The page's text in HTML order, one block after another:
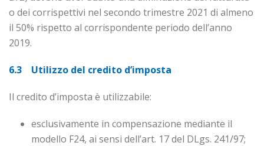
o dei corrispettivi nel secondo trimestre 2021 di almeno
il 50% rispetto al corrispondente periodo dell’anno
2019.
6.3 Utilizzo del credito d’imposta
Il credito d’imposta è utilizzabile:
esclusivamente in compensazione mediante il
modello F24, ai sensi dell’art. 17 del DLgs. 241/97;